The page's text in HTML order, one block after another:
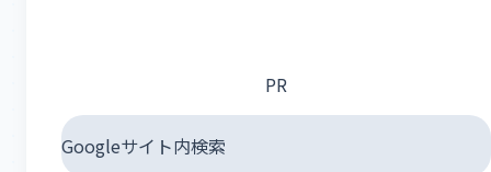
PR
Googleサイト内検索